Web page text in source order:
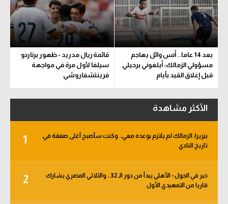
بعد 14 عاما.. أنس وائل يهاجم
مسؤولي الزمالك: أبلغوني برحيلي
قبل إغلاق القيد بأيام
قائمة ريال مدريد - ظهور برناردو
سيلفا لأول مرة في مواجهة
فرينتشفاروشي
الأكثر مشاهدة
1
بيزيرا: الزمالك لم يلتزم بوعده معي.. وكنت سأصبح أغلى صفقة في
تاريخ النادي
2
خبر في الجول - الأهلي يبدأ من دور الـ 32.. والثلاثي المصري يشارك
قاريا من التمهيدي الأول